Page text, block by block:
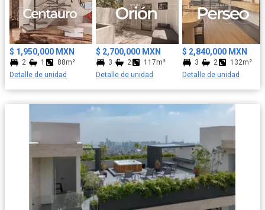
$ 1,950,000 MXN
2 1
88m²
Detalle de unidad
$ 2,700,000 MXN
3 2
117m²
Detalle de unidad
$ 2,840,000 MXN
3 2
132m²
Detalle de unidad